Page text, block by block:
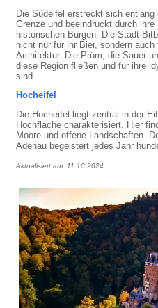
Die Südeifel erstreckt sich
Grenze und beeindruckt durch
historischen Burgen. Die Stadt
nicht nur für ihr Bier, sondern
Architektur. Die Prüm, die Sauer
diese Region fließen und für ihre
sind.
Hocheifel
Die Hocheifel liegt zentral in der
Hochfläche charakterisiert. Hier
Moore und offene Landschaften.
Adenau begeistert jedes Jahr
Aktualisiert am: 11.10.2024